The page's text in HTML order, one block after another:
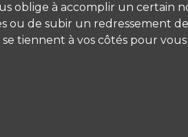
oblige à accomplir un
ou de subir un redressement
tiennent à vos côtés pour vous